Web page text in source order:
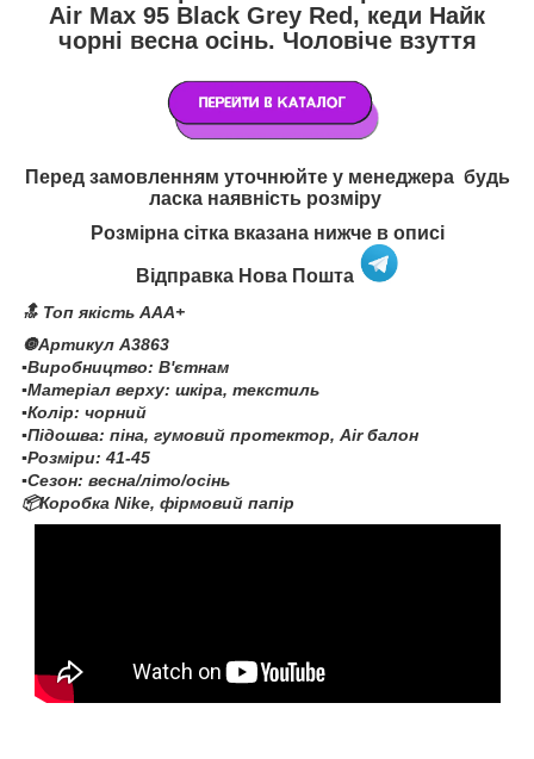
Air Max 95 Black Grey Red, кеди Найк
чорні весна осінь. Чоловіче взуття
Перед замовленням уточнюйте у менеджера будь
ласка наявність розміру
Розмірна сітка вказана нижче в описі
Відправка Нова Пошта
🔝 Топ якість AAA+
🔘Артикул A3863
▪️Виробництво: В'єтнам
▪️Матеріал верху: шкіра, текстиль
▪️Колір: чорний
▪️Підошва: піна, гумовий протектор, Air балон
▪️Розміри: 41-45
▪️Сезон: весна/літо/осінь
📦Коробка Nike, фірмовий папір